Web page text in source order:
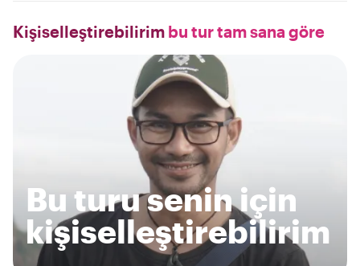
Kişiselleştirebilirim bu tur tam sana göre
Bu turu senin için
kişiselleştirebilirim